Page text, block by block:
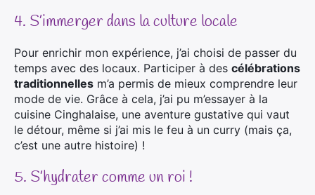
4. S’immerger dans la culture locale
Pour enrichir mon expérience, j’ai choisi de passer du
temps avec des locaux. Participer à des célébrations
traditionnelles m’a permis de mieux comprendre leur
mode de vie. Grâce à cela, j’ai pu m’essayer à la
cuisine Cinghalaise, une aventure gustative qui vaut
le détour, même si j’ai mis le feu à un curry (mais ça,
c’est une autre histoire) !
5. S’hydrater comme un roi !